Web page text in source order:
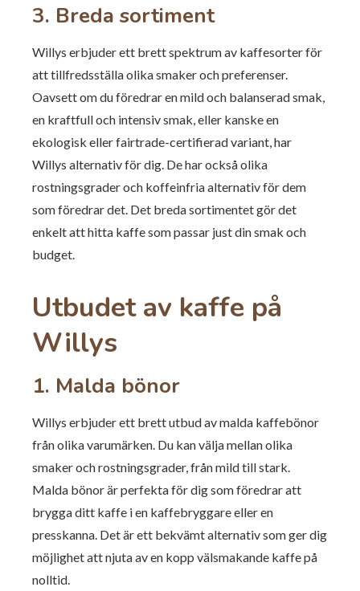
3. Breda sortiment
Willys erbjuder ett brett spektrum av kaffesorter för
att tillfredsställa olika smaker och preferenser.
Oavsett om du föredrar en mild och balanserad smak,
en kraftfull och intensiv smak, eller kanske en
ekologisk eller fairtrade-certifierad variant, har
Willys alternativ för dig. De har också olika
rostningsgrader och koffeinfria alternativ för dem
som föredrar det. Det breda sortimentet gör det
enkelt att hitta kaffe som passar just din smak och
budget.
Utbudet av kaffe på
Willys
1. Malda bönor
Willys erbjuder ett brett utbud av malda kaffebönor
från olika varumärken. Du kan välja mellan olika
smaker och rostningsgrader, från mild till stark.
Malda bönor är perfekta för dig som föredrar att
brygga ditt kaffe i en kaffebryggare eller en
presskanna. Det är ett bekvämt alternativ som ger dig
möjlighet att njuta av en kopp välsmakande kaffe på
nolltid.